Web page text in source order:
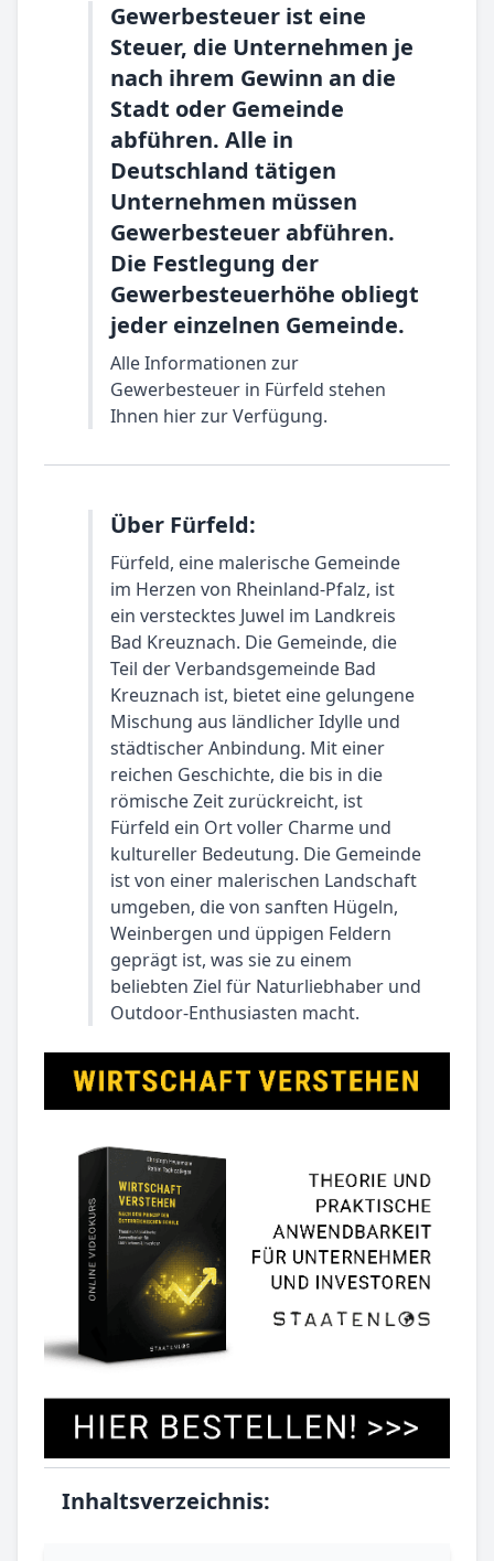
Gewerbesteuer ist eine
Steuer, die Unternehmen je
nach ihrem Gewinn an die
Stadt oder Gemeinde
abführen. Alle in
Deutschland tätigen
Unternehmen müssen
Gewerbesteuer abführen.
Die Festlegung der
Gewerbesteuerhöhe obliegt
jeder einzelnen Gemeinde.
Alle Informationen zur
Gewerbesteuer in Fürfeld stehen
Ihnen hier zur Verfügung.
Über Fürfeld:
Fürfeld, eine malerische Gemeinde
im Herzen von Rheinland-Pfalz, ist
ein verstecktes Juwel im Landkreis
Bad Kreuznach. Die Gemeinde, die
Teil der Verbandsgemeinde Bad
Kreuznach ist, bietet eine gelungene
Mischung aus ländlicher Idylle und
städtischer Anbindung. Mit einer
reichen Geschichte, die bis in die
römische Zeit zurückreicht, ist
Fürfeld ein Ort voller Charme und
kultureller Bedeutung. Die Gemeinde
ist von einer malerischen Landschaft
umgeben, die von sanften Hügeln,
Weinbergen und üppigen Feldern
geprägt ist, was sie zu einem
beliebten Ziel für Naturliebhaber und
Outdoor-Enthusiasten macht.
Inhaltsverzeichnis: